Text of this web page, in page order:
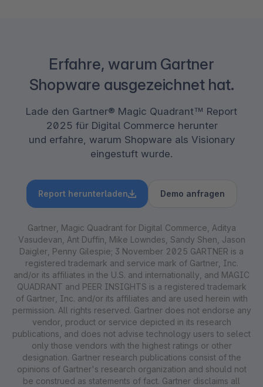
Erfahre, warum Gartner
Shopware ausgezeichnet hat.
Lade den Gartner® Magic Quadrant™ Report
2025 für Digital Commerce herunter
und erfahre, warum Shopware als Visionary
eingestuft wurde.
Report herunterladen Demo anfragen
Gartner, Magic Quadrant for Digital Commerce, Aditya
Vasudevan, Ant Duffin, Mike Lowndes, Sandy Shen, Jason
Daigler, Penny Gilespie; 3 November 2025 GARTNER is a
registered trademark and service mark of Gartner, Inc.
and/or its affiliates in the U.S. and internationally, and MAGIC
QUADRANT and PEER INSIGHTS is a registered trademark
of Gartner, Inc. and/or its affiliates and are used herein with
permission. All rights reserved. Gartner does not endorse any
vendor, product or service depicted in its research
publications, and does not advise technology users to select
only those vendors with the highest ratings or other
designation. Gartner research publications consist of the
opinions of Gartner's research organization and should not
be construed as statements of fact. Gartner disclaims all